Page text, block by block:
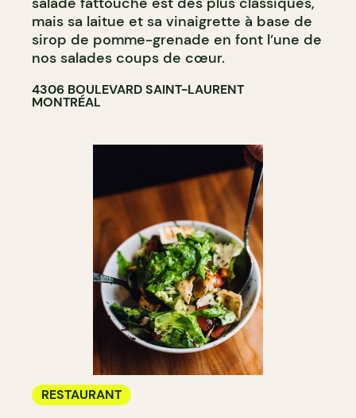
mais sa laitue et sa vinaigrette à base de
sirop de pomme-grenade en font l’une de
nos salades coups de cœur.
4306 BOULEVARD SAINT-LAURENT
MONTRÉAL
RESTAURANT